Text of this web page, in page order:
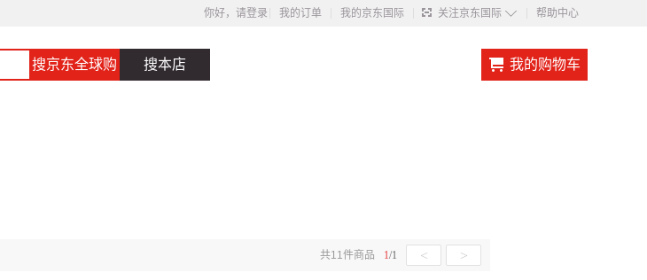
你好，请登录 我的订单 我的京东国际 关注京东国际 ◇ 帮助中心
搜京东全球购 搜本店 我的购物车
1/1 < >
共11件商品